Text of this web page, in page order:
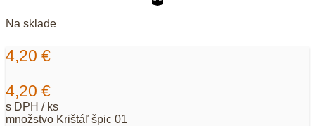
Na sklade
4,20 €
4,20 €
s DPH / ks
množstvo Krištáľ špic 01